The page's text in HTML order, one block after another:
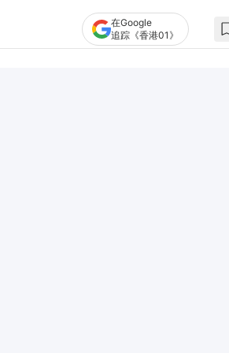
在Google
追踪《香港01》